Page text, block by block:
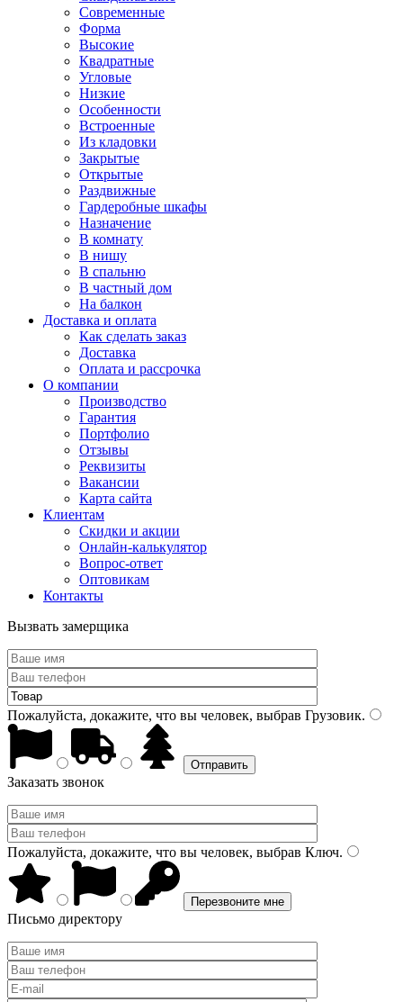
Современные
Форма
Высокие
Квадратные
Угловые
Низкие
Особенности
Встроенные
Из кладовки
Закрытые
Открытые
Раздвижные
Гардеробные шкафы
Назначение
В комнату
В нишу
В спальню
В частный дом
На балкон
Доставка и оплата
Как сделать заказ
Доставка
Оплата и рассрочка
О компании
Производство
Гарантия
Портфолио
Отзывы
Реквизиты
Вакансии
Карта сайта
Клиентам
Скидки и акции
Онлайн-калькулятор
Вопрос-ответ
Оптовикам
Контакты
Вызвать замерщика
Пожалуйста, докажите, что вы человек, выбрав Грузовик.
Заказать звонок
Пожалуйста, докажите, что вы человек, выбрав Ключ.
Письмо директору